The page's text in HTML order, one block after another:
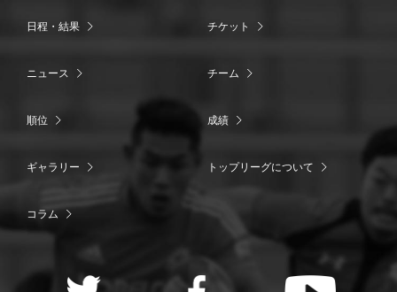
日程・結果 チケット
ニュース チーム
順位 成績
ギャラリー トップリーグについて
コラム